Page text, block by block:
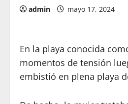
admin mayo 17, 2024
En la playa conocida
momentos de tensión
embistió en plena playa